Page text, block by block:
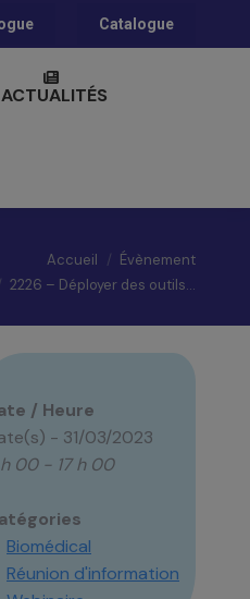
Catalogue
ACTUALITÉS
Accueil
Évènement
2226 – Déployer des outils…
/ Heure
- 31/03/2023
00 - 17 h 00
Biomédical
Réunion d'information